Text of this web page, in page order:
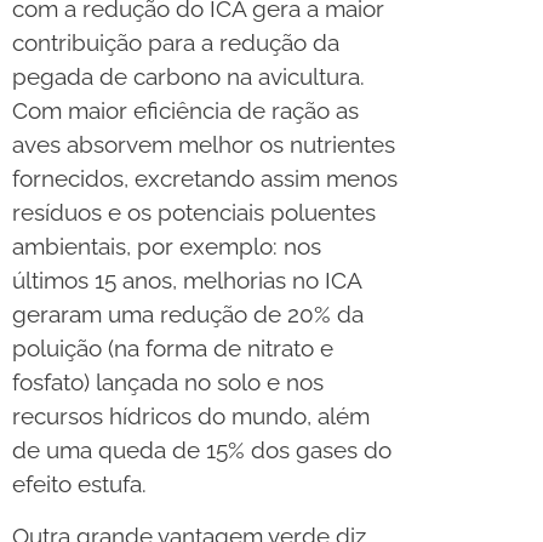
com a redução do ICA gera a maior
contribuição para a redução da
pegada de carbono na avicultura.
Com maior eficiência de ração as
aves absorvem melhor os nutrientes
fornecidos, excretando assim menos
resíduos e os potenciais poluentes
ambientais, por exemplo: nos
últimos 15 anos, melhorias no ICA
geraram uma redução de 20% da
poluição (na forma de nitrato e
fosfato) lançada no solo e nos
recursos hídricos do mundo, além
de uma queda de 15% dos gases do
efeito estufa.
Outra grande vantagem verde diz